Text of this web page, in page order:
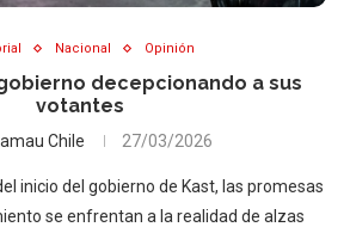
Nacional Opinión
decepcionando a sus
votantes
Chile 27/03/2026
inicio del gobierno de Kast, las promesas
se enfrentan a la realidad de alzas